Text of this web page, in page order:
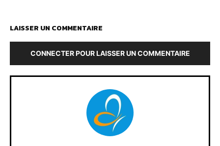
LAISSER UN COMMENTAIRE
CONNECTER POUR LAISSER UN COMMENTAIRE